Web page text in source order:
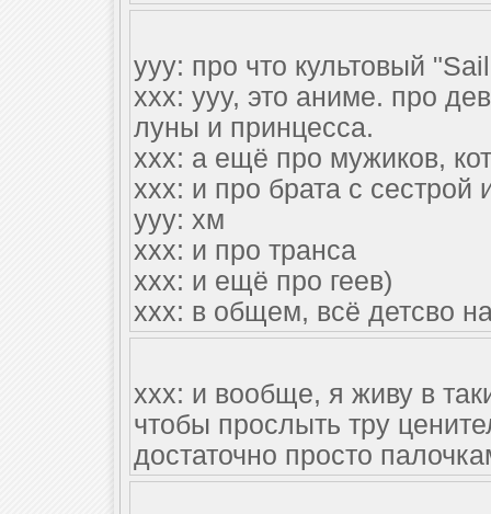
yyy: про что культовый
xxx: yyy, это аниме. про
луны и принцесса.
xxx: а ещё про мужиков,
xxx: и про брата с сестрой
yyy: хм
xxx: и про транса
xxx: и ещё про геев)
xxx: в общем, всё детсво
ххх: и вообще, я живу в
чтобы прослыть тру
достаточно просто